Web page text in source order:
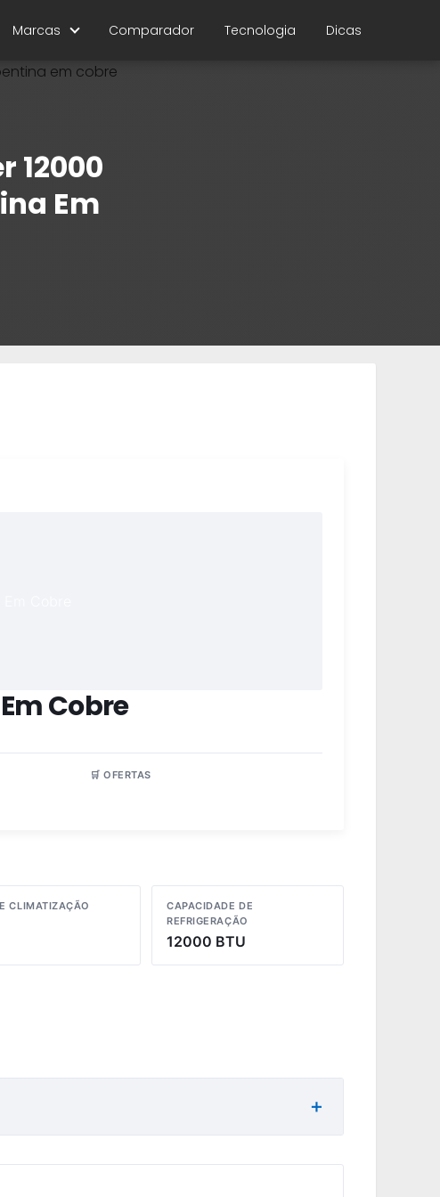
Marcas Comparador Tecnologia Dicas
12000
Em
Cobre
🛒 OFERTAS
CLIMATIZAÇÃO
CAPACIDADE DE
REFRIGERAÇÃO
12000 BTU